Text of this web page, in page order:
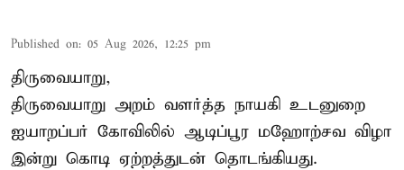
Published on: 05 Aug 2026, 12:25 pm
திருவையாறு,
திருவையாறு அறம் வளர்த்த நாயகி உடனுறை
ஐயாறப்பர் கோவிலில் ஆடிப்பூர மஹோற்சவ விழா
இன்று கொடி ஏற்றத்துடன் தொடங்கியது.